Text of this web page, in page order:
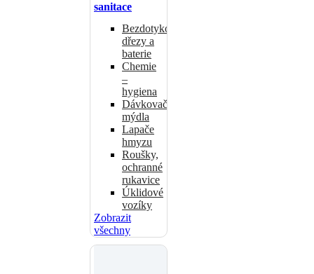
sanitace
Bezdotykové
dřezy a
baterie
Chemie
–
hygiena
Dávkovače
mýdla
Lapače
hmyzu
Roušky,
ochranné
rukavice
Úklidové
vozíky
Zobrazit
všechny